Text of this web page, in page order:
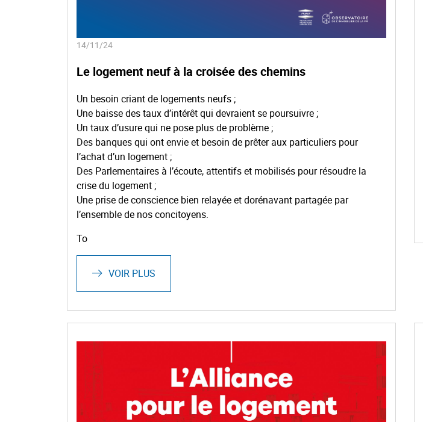
14/11/24
Le logement neuf à la croisée des chemins
Un besoin criant de logements neufs ;
Une baisse des taux d’intérêt qui devraient se poursuivre ;
Un taux d’usure qui ne pose plus de problème ;
Des banques qui ont envie et besoin de prêter aux particuliers pour
l’achat d’un logement ;
Des Parlementaires à l’écoute, attentifs et mobilisés pour résoudre la
crise du logement ;
Une prise de conscience bien relayée et dorénavant partagée par
l’ensemble de nos concitoyens.
To
VOIR PLUS